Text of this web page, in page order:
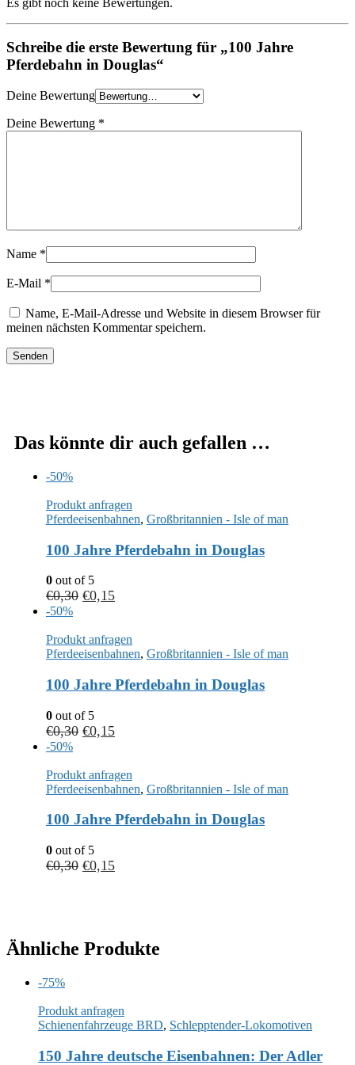
Schreibe die erste Bewertung für „100 Jahre
Pferdebahn in Douglas“
Deine Bewertung
Deine Bewertung *
Name *
E-Mail *
Name, E-Mail-Adresse und Website in diesem Browser für
meinen nächsten Kommentar speichern.
Das könnte dir auch gefallen …
-50%
Produkt anfragen
Pferdeeisenbahnen, Großbritannien - Isle of man
100 Jahre Pferdebahn in Douglas
0 out of 5
€0,30 €0,15
-50%
Produkt anfragen
Pferdeeisenbahnen, Großbritannien - Isle of man
100 Jahre Pferdebahn in Douglas
0 out of 5
€0,30 €0,15
-50%
Produkt anfragen
Pferdeeisenbahnen, Großbritannien - Isle of man
100 Jahre Pferdebahn in Douglas
0 out of 5
€0,30 €0,15
Ähnliche Produkte
-75%
Produkt anfragen
Schienenfahrzeuge BRD, Schlepptender-Lokomotiven
150 Jahre deutsche Eisenbahnen: Der Adler